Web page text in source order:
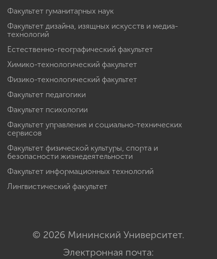
Факультет гуманитарных наук
Факультет дизайна, изящных искусств и медиа-
технологий
Естественно-географический факультет
Химико-технологический факультет
Физико-технологический факультет
Факультет педагогики
Факультет психологии
Факультет управления и социально-технических
сервисов
Факультет физической культуры, спорта и
безопасности жизнедеятельности
Факультет информационных технологий
Лингвистический факультет
© 2026 Мининский Университет.
Электронная почта: